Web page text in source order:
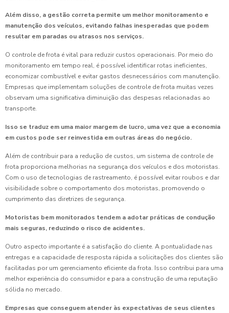
Além disso, a gestão correta permite um melhor monitoramento e
manutenção dos veículos, evitando falhas inesperadas que podem
resultar em paradas ou atrasos nos serviços.
O controle de frota é vital para reduzir custos operacionais. Por meio do
monitoramento em tempo real, é possível identificar rotas ineficientes,
economizar combustível e evitar gastos desnecessários com manutenção.
Empresas que implementam soluções de controle de frota muitas vezes
observam uma significativa diminuição das despesas relacionadas ao
transporte.
Isso se traduz em uma maior margem de lucro, uma vez que a economia
em custos pode ser reinvestida em outras áreas do negócio.
Além de contribuir para a redução de custos, um sistema de controle de
frota proporciona melhorias na segurança dos veículos e dos motoristas.
Com o uso de tecnologias de rastreamento, é possível evitar roubos e dar
visibilidade sobre o comportamento dos motoristas, promovendo o
cumprimento das diretrizes de segurança.
Motoristas bem monitorados tendem a adotar práticas de condução
mais seguras, reduzindo o risco de acidentes.
Outro aspecto importante é a satisfação do cliente. A pontualidade nas
entregas e a capacidade de resposta rápida a solicitações dos clientes são
facilitadas por um gerenciamento eficiente da frota. Isso contribui para uma
melhor experiência do consumidor e para a construção de uma reputação
sólida no mercado.
Empresas que conseguem atender às expectativas de seus clientes